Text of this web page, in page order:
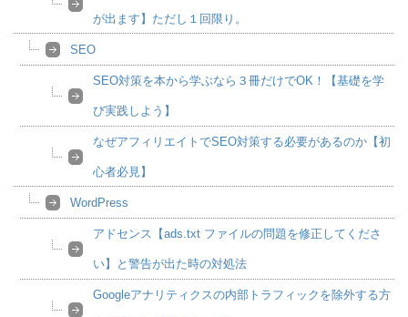
が出ます】ただし１回限り。
SEO
SEO対策を本から学ぶなら３冊だけでOK！【基礎を学
び実践しよう】
なぜアフィリエイトでSEO対策する必要があるのか【初
心者必見】
WordPress
アドセンス【ads.txt ファイルの問題を修正してくださ
い】と警告が出た時の対処法
Googleアナリティクスの内部トラフィックを除外する方